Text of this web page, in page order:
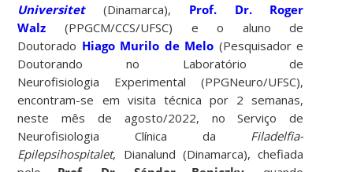
Universitet
(Dinamarca), Prof. Dr. Roger
Walz (PPGCM/CCS/UFSC) e o aluno de
Doutorado Hiago Murilo de Melo (Pesquisador e
Doutorando no Laboratório de
Neurofisiologia Experimental (PPGNeuro/UFSC),
encontram-se em visita técnica por 2 semanas,
neste mês de agosto/2022, no Serviço de
Neurofisiologia Clínica da Filadelfia-
Epilepsihospitalet, Dianalund (Dinamarca), chefiada